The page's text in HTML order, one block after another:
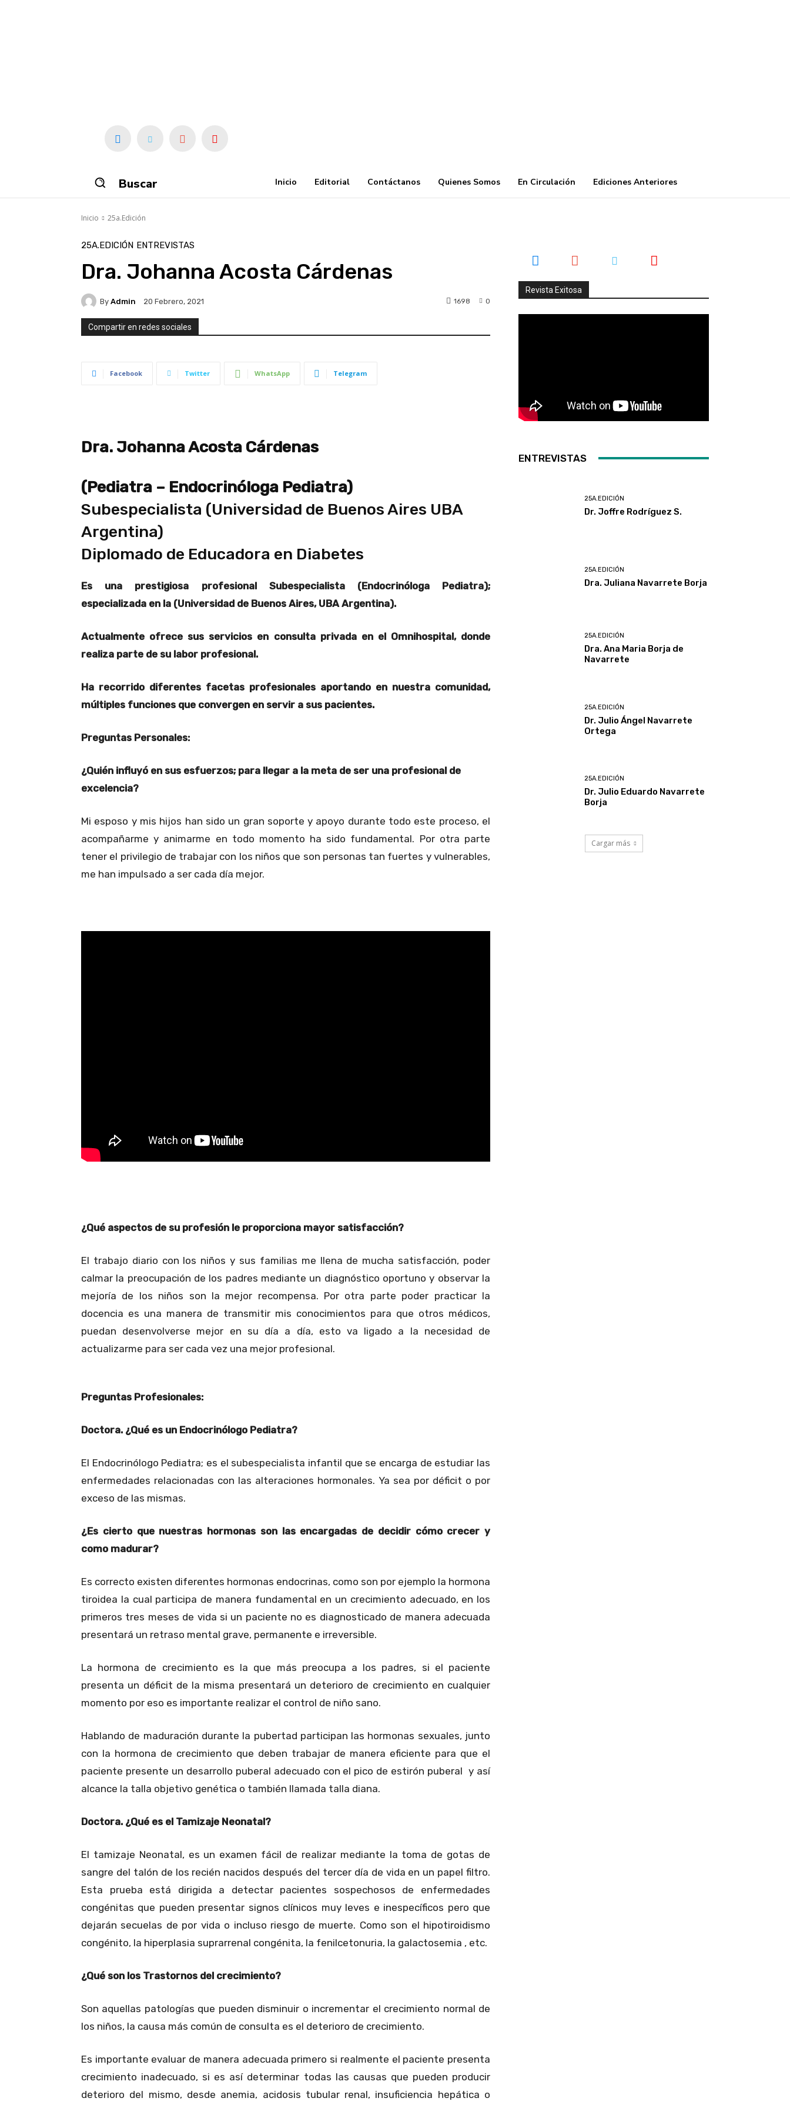
Buscar Inicio Editorial Contáctanos Quienes Somos En Circulación Ediciones Anteriores
Inicio 25a.Edición
25A.EDICIÓN ENTREVISTAS
Dra. Johanna Acosta Cárdenas
By Admin 20 Febrero, 2021 0
1698
Compartir en redes sociales
Facebook Twitter WhatsApp Telegram
Dra. Johanna Acosta Cárdenas
(Pediatra – Endocrinóloga Pediatra)
Subespecialista (Universidad de Buenos Aires UBA
Argentina)
Diplomado de Educadora en Diabetes
Es una prestigiosa profesional Subespecialista (Endocrinóloga Pediatra);
especializada en la (Universidad de Buenos Aires, UBA Argentina).
Actualmente ofrece sus servicios en consulta privada en el Omnihospital, donde
realiza parte de su labor profesional.
Ha recorrido diferentes facetas profesionales aportando en nuestra comunidad,
múltiples funciones que convergen en servir a sus pacientes.
Preguntas Personales:
¿Quién influyó en sus esfuerzos; para llegar a la meta de ser una profesional de
excelencia?
Mi esposo y mis hijos han sido un gran soporte y apoyo durante todo este proceso, el
acompañarme y animarme en todo momento ha sido fundamental. Por otra parte
tener el privilegio de trabajar con los niños que son personas tan fuertes y vulnerables,
me han impulsado a ser cada día mejor.
¿Qué aspectos de su profesión le proporciona mayor satisfacción?
El trabajo diario con los niños y sus familias me llena de mucha satisfacción, poder
calmar la preocupación de los padres mediante un diagnóstico oportuno y observar la
mejoría de los niños son la mejor recompensa. Por otra parte poder practicar la
docencia es una manera de transmitir mis conocimientos para que otros médicos,
puedan desenvolverse mejor en su día a día, esto va ligado a la necesidad de
actualizarme para ser cada vez una mejor profesional.
Preguntas Profesionales:
Doctora. ¿Qué es un Endocrinólogo Pediatra?
El Endocrinólogo Pediatra; es el subespecialista infantil que se encarga de estudiar las
enfermedades relacionadas con las alteraciones hormonales. Ya sea por déficit o por
exceso de las mismas.
¿Es cierto que nuestras hormonas son las encargadas de decidir cómo crecer y
como madurar?
Es correcto existen diferentes hormonas endocrinas, como son por ejemplo la hormona
tiroidea la cual participa de manera fundamental en un crecimiento adecuado, en los
primeros tres meses de vida si un paciente no es diagnosticado de manera adecuada
presentará un retraso mental grave, permanente e irreversible.
La hormona de crecimiento es la que más preocupa a los padres, si el paciente
presenta un déficit de la misma presentará un deterioro de crecimiento en cualquier
momento por eso es importante realizar el control de niño sano.
Hablando de maduración durante la pubertad participan las hormonas sexuales, junto
con la hormona de crecimiento que deben trabajar de manera eficiente para que el
paciente presente un desarrollo puberal adecuado con el pico de estirón puberal y así
alcance la talla objetivo genética o también llamada talla diana.
Doctora. ¿Qué es el Tamizaje Neonatal?
El tamizaje Neonatal, es un examen fácil de realizar mediante la toma de gotas de
sangre del talón de los recién nacidos después del tercer día de vida en un papel filtro.
Esta prueba está dirigida a detectar pacientes sospechosos de enfermedades
congénitas que pueden presentar signos clínicos muy leves e inespecíficos pero que
dejarán secuelas de por vida o incluso riesgo de muerte. Como son el hipotiroidismo
congénito, la hiperplasia suprarrenal congénita, la fenilcetonuria, la galactosemia , etc.
¿Qué son los Trastornos del crecimiento?
Son aquellas patologías que pueden disminuir o incrementar el crecimiento normal de
los niños, la causa más común de consulta es el deterioro de crecimiento.
Es importante evaluar de manera adecuada primero si realmente el paciente presenta
crecimiento inadecuado, si es así determinar todas las causas que pueden producir
deterioro del mismo, desde anemia, acidosis tubular renal, insuficiencia hepática o
Revista Exitosa
ENTREVISTAS
25A.EDICIÓN
Dr. Joffre Rodríguez S.
25A.EDICIÓN
Dra. Juliana Navarrete Borja
25A.EDICIÓN
Dra. Ana Maria Borja de
Navarrete
25A.EDICIÓN
Dr. Julio Ángel Navarrete
Ortega
25A.EDICIÓN
Dr. Julio Eduardo Navarrete
Borja
Cargar más